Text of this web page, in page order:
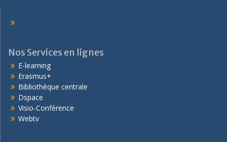
Nos Services en lignes
E-learning
Erasmus+
Bibliothèque centrale
Dspace
Visio-Conférence
Webtv